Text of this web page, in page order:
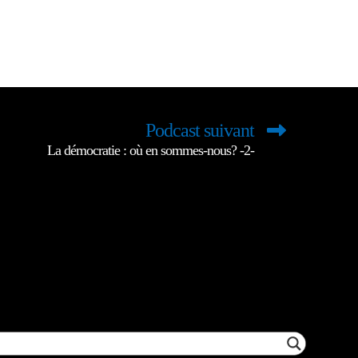
Podcast suivant
La démocratie : où en sommes-nous? -2-